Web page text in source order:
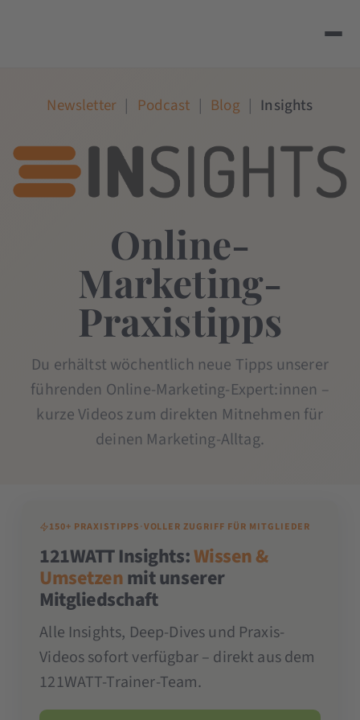
Newsletter | Podcast | Blog | Insights
Online-
Marketing-
Praxistipps
Du erhältst wöchentlich neue Tipps unserer
führenden Online-Marketing-Expert:innen –
kurze Videos zum direkten Mitnehmen für
deinen Marketing-Alltag.
150+ PRAXISTIPPS·VOLLER ZUGRIFF FÜR MITGLIEDER
121WATT Insights:Wissen &
Umsetzenmit unserer
Mitgliedschaft
Alle Insights, Deep-Dives und Praxis-
Videos sofort verfügbar – direkt aus dem
121WATT-Trainer-Team.